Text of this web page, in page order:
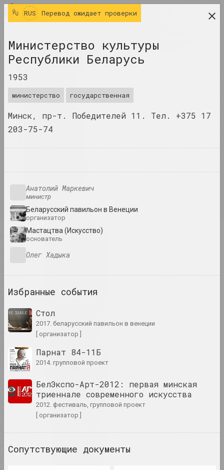
современного искусства
ЖУРНАЛ
ИНДЕКС
ТЕРМИНЫ
СОБЫТИЯ
RUS
1
2
Б
В
Г
Д
К
М
Н
П
Т
1 1902 год
1918 год
итоги года
1920 год
1921 год
итоги года
итоги года
RUS Перевод ожидает проверки
Министерство культуры
Республики Беларусь
1953
министерство государственная
Минск, пр-т. Победителей 11. Тел. +375 17
203-75-74
Анатолий Маркевич
министр
Беларусский павильон в Венеции
организатор
Мастацтва (Искусство)
основатель
Олег Хадыка
Избранные события
Стол
2017. беларусский павильон в венеции
[ организатор ]
Парнат 84-11Б
2014. групповой проект
БелЭкспо-Арт-2012: первая минская
триеннале современного искусства
2012. фестиваль, групповой проект
[ организатор ]
Сопутствующие документы